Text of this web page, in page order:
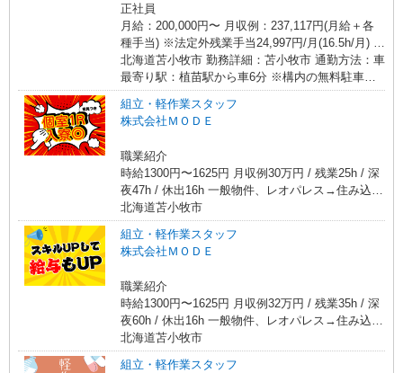
正社員
月給：200,000円〜 月収例：237,117円(月給＋各
種手当) ※法定外残業手当24,997円/月(16.5h/月) ※
深夜手当12,120円/月(40h/月) ※上記月収例は目安
のため、 生産状況や配属先工程によって変動する
可能性があります
北海道苫小牧市 勤務詳細：苫小牧市 通勤方法：車
最寄り駅：植苗駅から車6分 ※構内の無料駐車場
利用OK ※寮の最寄から無料送迎バスあり
組立・軽作業スタッフ
株式会社ＭＯＤＥ
職業紹介
時給1300円〜1625円 月収例30万円 / 残業25h / 深
夜47h / 休出16h 一般物件、レオパレス→住み込み
でお仕事可能★☆ 綺麗な1R、1Kをご用意☆
北海道苫小牧市
組立・軽作業スタッフ
株式会社ＭＯＤＥ
職業紹介
時給1300円〜1625円 月収例32万円 / 残業35h / 深
夜60h / 休出16h 一般物件、レオパレス→住み込み
でお仕事可能★☆ 綺麗な1R、1Kをご用意☆
北海道苫小牧市
組立・軽作業スタッフ